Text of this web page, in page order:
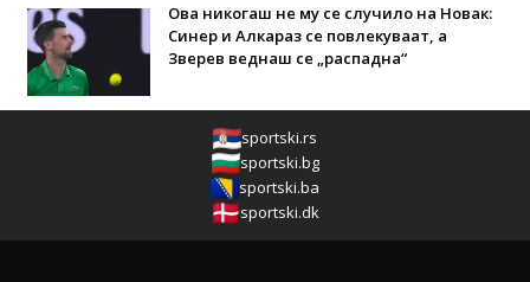
Ова никогаш не му се случило на Новак:
Синер и Алкараз се повлекуваат, а
Зверев веднаш се „распадна“
sportski.rs
sportski.bg
sportski.ba
sportski.dk